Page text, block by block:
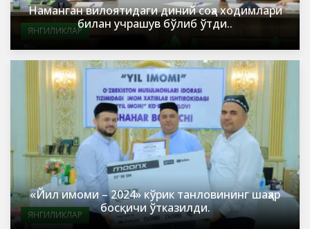
ЯНГИЛИКЛАР
Наманган вилоятидаги диний соҳа ходимлари
билан учрашув бўлиб ўтди..
ЯНГИЛИКЛАР
«Йил имоми – 2024» кўрик танловининг шаҳар
босқичи ўтказилди.